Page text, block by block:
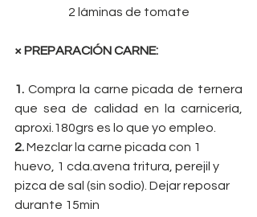
2 láminas de tomate
× PREPARACIÓN CARNE:
1. Compra la carne picada de ternera
que sea de calidad en la carnicería,
aproxi.180grs es lo que yo empleo.
2. Mezclar la carne picada con 1
huevo, 1 cda.avena tritura, perejil y
pizca de sal (sin sodio). Dejar reposar
durante 15min